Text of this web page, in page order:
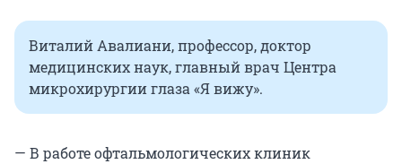
Виталий Авалиани, профессор, доктор
медицинских наук, главный врач Центра
микрохирургии глаза «Я вижу».
— В работе офтальмологических клиник